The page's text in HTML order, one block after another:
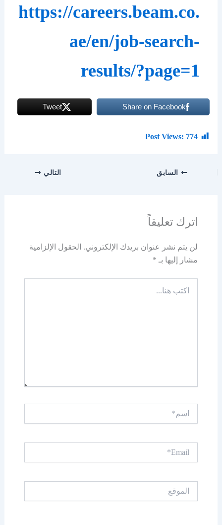
https://careers.beam.co.
ae/en/job-search-
results/?page=1
Share on Facebook
Tweet
Post Views: 774
السابق التالي
اترك تعليقاً
لن يتم نشر عنوان بريدك الإلكتروني. الحقول الإلزامية
مشار إليها بـ *
هنا...